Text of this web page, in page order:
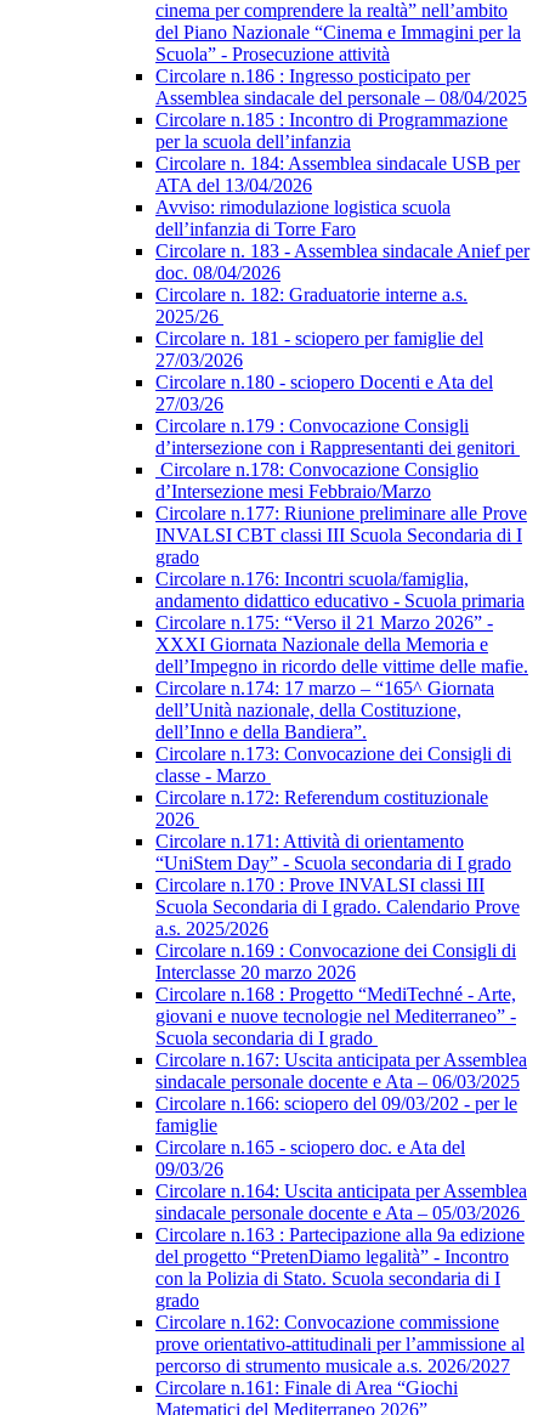
cinema per comprendere la realtà” nell’ambito
del Piano Nazionale “Cinema e Immagini per la
Scuola” - Prosecuzione attività
Circolare n.186 : Ingresso posticipato per
Assemblea sindacale del personale – 08/04/2025
Circolare n.185 : Incontro di Programmazione
per la scuola dell’infanzia
Circolare n. 184: Assemblea sindacale USB per
ATA del 13/04/2026
Avviso: rimodulazione logistica scuola
dell’infanzia di Torre Faro
Circolare n. 183 - Assemblea sindacale Anief per
doc. 08/04/2026
Circolare n. 182: Graduatorie interne a.s.
2025/26
Circolare n. 181 - sciopero per famiglie del
27/03/2026
Circolare n.180 - sciopero Docenti e Ata del
27/03/26
Circolare n.179 : Convocazione Consigli
d’intersezione con i Rappresentanti dei genitori
Circolare n.178: Convocazione Consiglio
d’Intersezione mesi Febbraio/Marzo
Circolare n.177: Riunione preliminare alle Prove
INVALSI CBT classi III Scuola Secondaria di I
grado
Circolare n.176: Incontri scuola/famiglia,
andamento didattico educativo - Scuola primaria
Circolare n.175: “Verso il 21 Marzo 2026” -
XXXI Giornata Nazionale della Memoria e
dell’Impegno in ricordo delle vittime delle mafie.
Circolare n.174: 17 marzo – “165^ Giornata
dell’Unità nazionale, della Costituzione,
dell’Inno e della Bandiera”.
Circolare n.173: Convocazione dei Consigli di
classe - Marzo
Circolare n.172: Referendum costituzionale
2026
Circolare n.171: Attività di orientamento
“UniStem Day” - Scuola secondaria di I grado
Circolare n.170 : Prove INVALSI classi III
Scuola Secondaria di I grado. Calendario Prove
a.s. 2025/2026
Circolare n.169 : Convocazione dei Consigli di
Interclasse 20 marzo 2026
Circolare n.168 : Progetto “MediTechné - Arte,
giovani e nuove tecnologie nel Mediterraneo” -
Scuola secondaria di I grado
Circolare n.167: Uscita anticipata per Assemblea
sindacale personale docente e Ata – 06/03/2025
Circolare n.166: sciopero del 09/03/202 - per le
famiglie
Circolare n.165 - sciopero doc. e Ata del
09/03/26
Circolare n.164: Uscita anticipata per Assemblea
sindacale personale docente e Ata – 05/03/2026
Circolare n.163 : Partecipazione alla 9a edizione
del progetto “PretenDiamo legalità” - Incontro
con la Polizia di Stato. Scuola secondaria di I
grado
Circolare n.162: Convocazione commissione
prove orientativo-attitudinali per l’ammissione al
percorso di strumento musicale a.s. 2026/2027
Circolare n.161: Finale di Area “Giochi
Matematici del Mediterraneo 2026”